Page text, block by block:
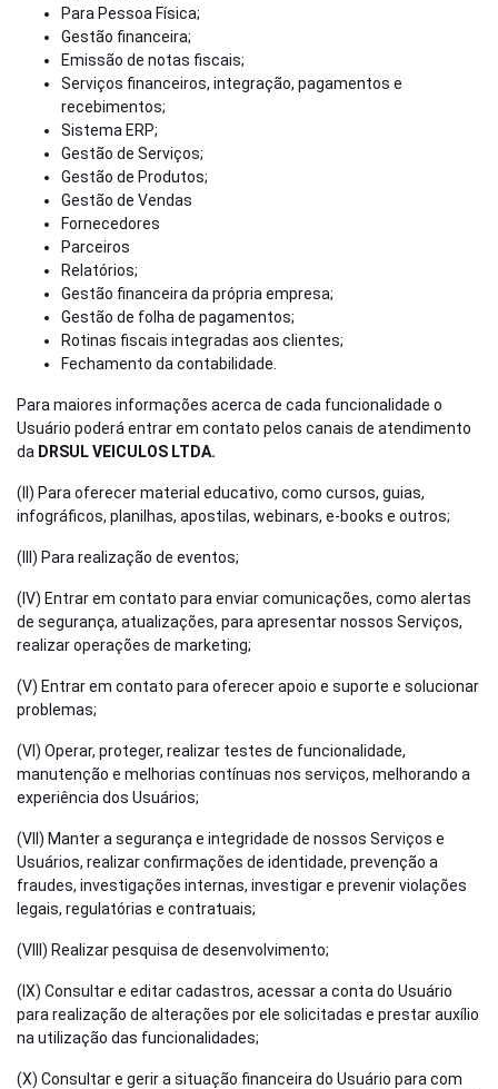
Para Pessoa Física;
Gestão financeira;
Emissão de notas fiscais;
Serviços financeiros, integração, pagamentos e
recebimentos;
Sistema ERP;
Gestão de Serviços;
Gestão de Produtos;
Gestão de Vendas
Fornecedores
Parceiros
Relatórios;
Gestão financeira da própria empresa;
Gestão de folha de pagamentos;
Rotinas fiscais integradas aos clientes;
Fechamento da contabilidade.
Para maiores informações acerca de cada funcionalidade o
Usuário poderá entrar em contato pelos canais de atendimento
da DRSUL VEICULOS LTDA.
(II) Para oferecer material educativo, como cursos, guias,
infográficos, planilhas, apostilas, webinars, e-books e outros;
(III) Para realização de eventos;
(IV) Entrar em contato para enviar comunicações, como alertas
de segurança, atualizações, para apresentar nossos Serviços,
realizar operações de marketing;
(V) Entrar em contato para oferecer apoio e suporte e solucionar
problemas;
(VI) Operar, proteger, realizar testes de funcionalidade,
manutenção e melhorias contínuas nos serviços, melhorando a
experiência dos Usuários;
(VII) Manter a segurança e integridade de nossos Serviços e
Usuários, realizar confirmações de identidade, prevenção a
fraudes, investigações internas, investigar e prevenir violações
legais, regulatórias e contratuais;
(VIII) Realizar pesquisa de desenvolvimento;
(IX) Consultar e editar cadastros, acessar a conta do Usuário
para realização de alterações por ele solicitadas e prestar auxílio
na utilização das funcionalidades;
(X) Consultar e gerir a situação financeira do Usuário para com